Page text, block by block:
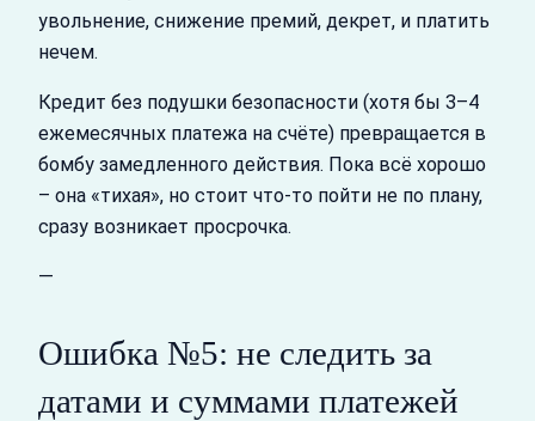
увольнение, снижение премий, декрет, и платить
нечем.
Кредит без подушки безопасности (хотя бы 3–4
ежемесячных платежа на счёте) превращается в
бомбу замедленного действия. Пока всё хорошо
– она «тихая», но стоит что‑то пойти не по плану,
сразу возникает просрочка.
—
Ошибка №5: не следить за
датами и суммами платежей